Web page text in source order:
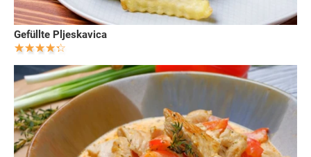
Gefüllte Pljeskavica